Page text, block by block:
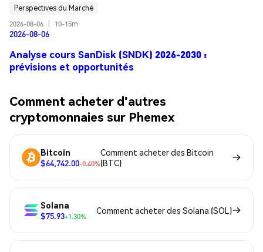
Perspectives du Marché
2026-08-06
10-15m
2026-08-06
Analyse cours SanDisk (SNDK) 2026-2030 :
prévisions et opportunités
Comment acheter d'autres
cryptomonnaies sur Phemex
Bitcoin
$64,742.00-0.40%
Comment acheter des Bitcoin
(BTC)
Solana
$75.93+1.30%
Comment acheter des Solana (SOL)